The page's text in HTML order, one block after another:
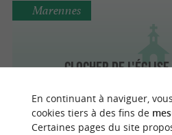
Clocher de l'église
Marennes
En continuant à naviguer,
cookies tiers à des fins de
Certaines pages du site